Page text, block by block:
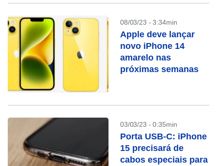
08/03/23 - 3:34min
Apple deve lançar
novo iPhone 14
amarelo nas
próximas semanas
03/03/23 - 0:35min
Porta USB-C: iPhone
15 precisará de
cabos especiais para